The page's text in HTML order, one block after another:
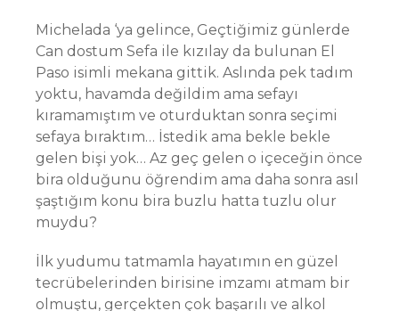
Michelada ‘ya gelince, Geçtiğimiz günlerde
Can dostum Sefa ile kızılay da bulunan El
Paso isimli mekana gittik. Aslında pek tadım
yoktu, havamda değildim ama sefayı
kıramamıştım ve oturduktan sonra seçimi
sefaya bıraktım… İstedik ama bekle bekle
gelen bişi yok… Az geç gelen o içeceğin önce
bira olduğunu öğrendim ama daha sonra asıl
şaştığım konu bira buzlu hatta tuzlu olur
muydu?
İlk yudumu tatmamla hayatımın en güzel
tecrübelerinden birisine imzamı atmam bir
olmuştu, gerçekten çok başarılı ve alkol